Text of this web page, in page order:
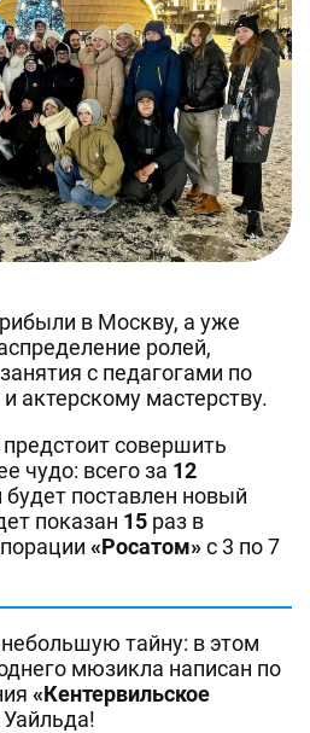
в Москву, а уже
ролей,
с педагогами по
актерскому мастерству.
совершить
чудо: всего за 12
поставлен новый
показан 15 раз в
«Росатом»с 3 по 7
тайну: в этом
мюзикла написан по
«Кентервильское